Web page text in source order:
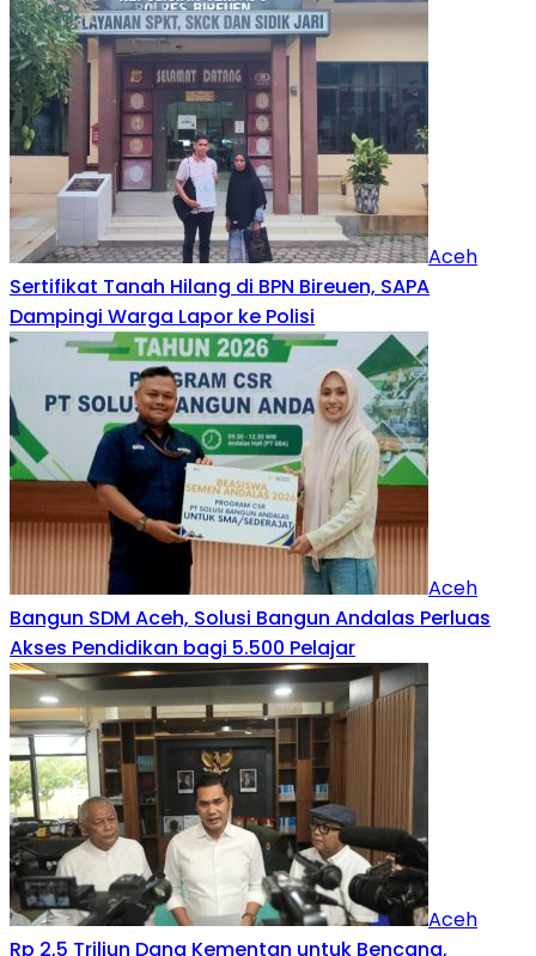
Aceh
Sertifikat Tanah Hilang di BPN Bireuen, SAPA
Dampingi Warga Lapor ke Polisi
Aceh
Bangun SDM Aceh, Solusi Bangun Andalas Perluas
Akses Pendidikan bagi 5.500 Pelajar
Aceh
Rp 2,5 Triliun Dana Kementan untuk Bencana,